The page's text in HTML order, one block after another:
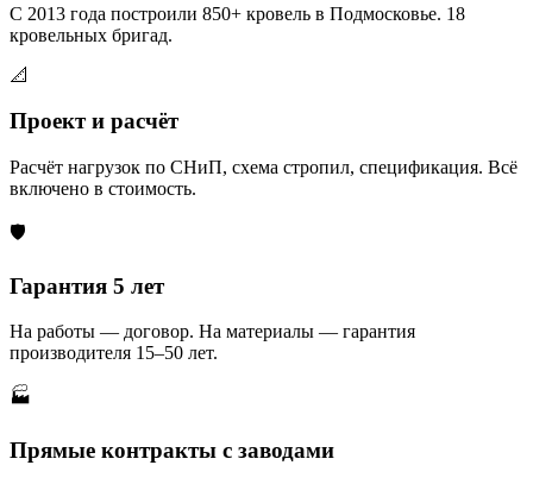
С 2013 года построили 850+ кровель в Подмосковье. 18
кровельных бригад.
📐
Проект и расчёт
Расчёт нагрузок по СНиП, схема стропил, спецификация. Всё
включено в стоимость.
🛡️
Гарантия 5 лет
На работы — договор. На материалы — гарантия
производителя 15–50 лет.
🏭
Прямые контракты с заводами